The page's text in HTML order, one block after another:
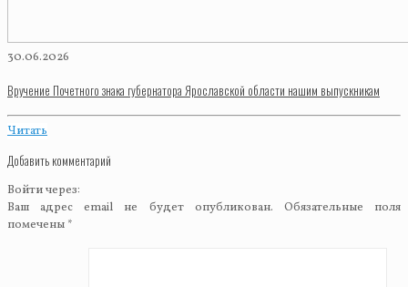
30.06.2026
Вручение Почетного знака губернатора Ярославской области нашим выпускникам
Читать
Добавить комментарий
Войти через:
Ваш адрес email не будет опубликован. Обязательные поля
помечены *